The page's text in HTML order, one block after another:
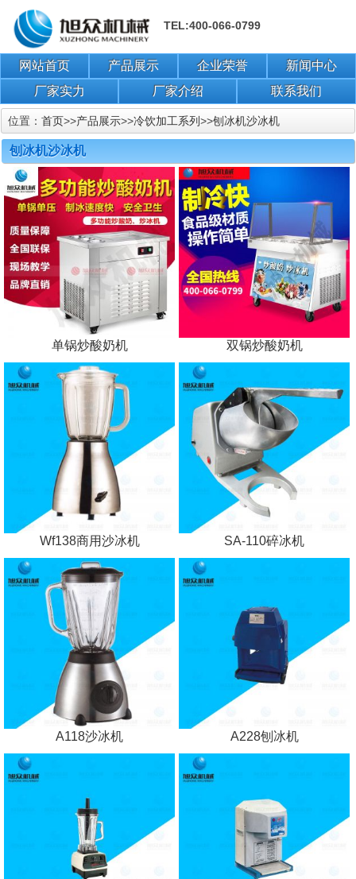
TEL:400-066-0799
网站首页 产品展示 企业荣誉
新闻中心
厂家实力
厂家介绍 联系我们
位置： 首页>>产品展示>>冷饮加工系列>>刨冰机沙冰机
刨冰机沙冰机
单锅炒酸奶机 双锅炒酸奶机
Wf138商用沙冰机 SA-110碎冰机
A118沙冰机 A228刨冰机